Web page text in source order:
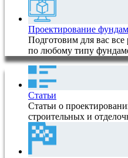
Проектирование
Подготовим для вас
по любому типу
Статьи
Статьи о
строительных и